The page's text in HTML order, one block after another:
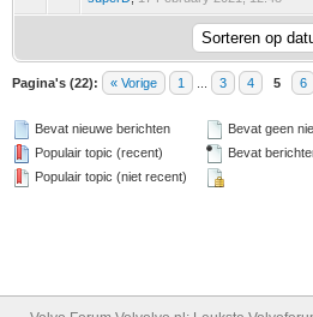
Pagina's (22): « Vorige 1 3 4 5 6
Bevat nieuwe berichten
Populair topic (recent)
Populair topic (niet recent)
Bevat geen
Bevat